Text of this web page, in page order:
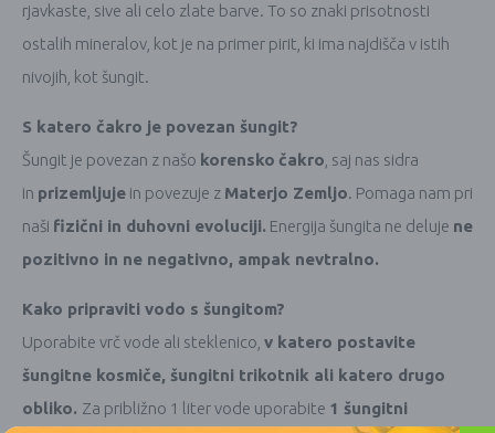
rjavkaste, sive ali celo zlate barve. To so znaki prisotnosti
ostalih mineralov, kot je na primer pirit, ki ima najdišča v istih
nivojih, kot šungit.
S katero čakro je povezan šungit?
Šungit je povezan z našo korensko čakro , saj nas sidra
in prizemljuje in povezuje z Materjo Zemljo. Pomaga nam pri
naši fizični in duhovni evoluciji. Energija šungita ne deluje ne
pozitivno in ne negativno, ampak nevtralno.
Kako pripraviti vodo s šungitom?
Uporabite vrč vode ali steklenico, v katero postavite
šungitne kosmiče, šungitni trikotnik ali katero drugo
obliko. Za približno 1 liter vode uporabite 1 šungitni